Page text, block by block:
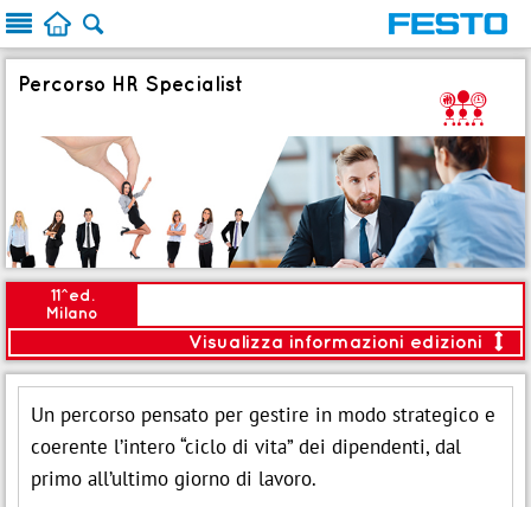
  
Un percorso pensato per gestire in modo strategico e
coerente l’intero “ciclo di vita” dei dipendenti, dal
primo all’ultimo giorno di lavoro.
11^ed.
Milano
Visualizza informazioni edizioni 
Modalità:Aula <
Avvio:08 Set 2026
Durata:7gg (56 ore)
Piano date

Percorso HR Specialist S